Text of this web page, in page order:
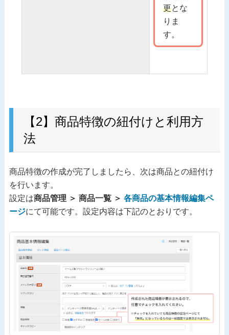
更とな
りま
す。
【2】商品特徴の紐付けと利用方
法
商品特徴の作成が完了しましたら、次は商品との紐付け
を行います。
設定は商品管理 ＞ 商品一覧 ＞ 各商品の基本情報編集ペ
ージにて可能です。設定内容は下記のとおりです。